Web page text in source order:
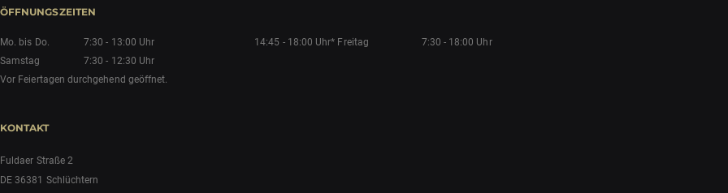
ÖFFNUNGSZEITEN
Mo. bis Do. 7:30 - 13:00 Uhr 14:45 - 18:00 Uhr* Freitag
7:30 - 18:00 Uhr
Samstag
7:30 - 12:30 Uhr
Vor Feiertagen durchgehend geöffnet.
KONTAKT
Fuldaer Straße 2
DE 36381 Schlüchtern